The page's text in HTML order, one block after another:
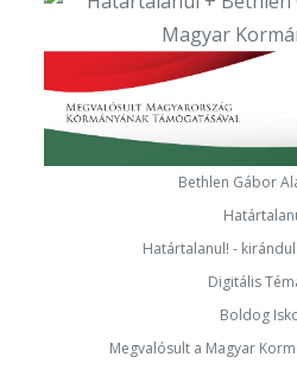
Bethlen Gábor
Határtalanul! -
Digitális
Boldog
Megvalósult a Magyar